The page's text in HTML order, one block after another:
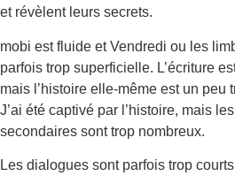
et révèlent leurs secrets.
mobi est fluide et Vendredi ou les
parfois trop superficielle. L’écriture
mais l’histoire elle-même est un peu
J’ai été captivé par l’histoire, mais
secondaires sont trop nombreux.
Les dialogues sont parfois trop